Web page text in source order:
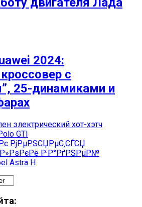
2024:
с
25-динамиками и
электрический хот-хэтч
GTI
РјРµРЅСЏРµС‚СЃСЏ
Р·Р°РґРЅРµР№
Astra H